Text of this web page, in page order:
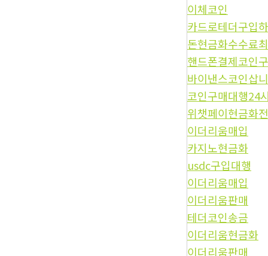
이체코인
카드로테더구입
돈현금화수수료
핸드폰결제코인
바이낸스코인삽
코인구매대행24시
위챗페이현금화
이더리움매입
카지노현금화
usdc구입대행
이더리움매입
이더리움판매
테더코인송금
이더리움현금화
이더리움판매